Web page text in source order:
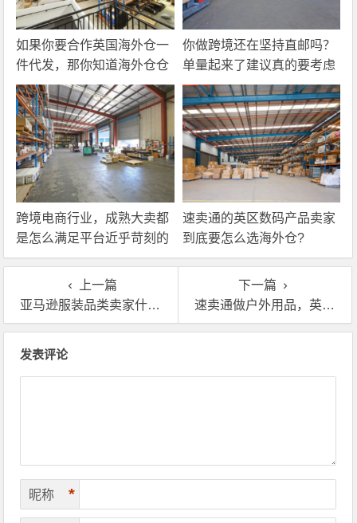
如果你要合作英国海外仓一
件代发，那你知道海外仓仓
储费应该怎么算吗？
你做跨境还在坚持直邮吗？
单量起来了建议真的要考虑
一下海外仓一件代发
跨境电商行业，成熟大卖都
是怎么满足平台近乎苛刻的
物流时效要求的？
速卖通的英区数码产品卖家
到底要怎么选海外仓?
上一篇
亚马逊服装品类卖家什么情况下才要英国海外仓换标？
下一篇
速卖通做户外用品，英国海外仓怎么选？这几个坑千万别踩
发表评论
昵称 *